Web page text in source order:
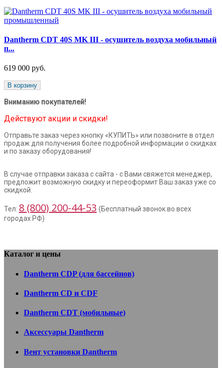
Dantherm CDT 40S MK III - осушитель воздуха мобильный
п...
619 000 руб.
В корзину
Вниманию покупателей!
Действуют акции и скидки!
Отправьте заказ через кнопку «КУПИТЬ» или позвоните в отдел
продаж для получения более подробной информации о скидках
и по заказу оборудования!
В случае отправки заказа с сайта - с Вами свяжется менеджер,
предложит возможную скидку и переоформит Ваш заказ уже со
скидкой.
Тел: 8 (800) 200-44-53 (Бесплатный звонок во всех
городах РФ)
Каталог и цены
Dantherm CDP (для бассейнов)
Dantherm CD и CDF
Dantherm CDT (мобильные)
Аксессуары Dantherm
Вент установки Dantherm